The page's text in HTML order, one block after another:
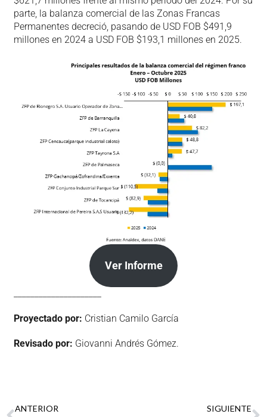
parte, la balanza comercial de las Zonas Francas
Permanentes decreció, pasando de USD FOB $491,9
millones en 2024 a USD FOB $193,1 millones en 2025.
Ver Informe
Proyectado por: Cristian Camilo García
Revisado por: Giovanni Andrés Gómez.
ANTERIOR SIGUIENTE